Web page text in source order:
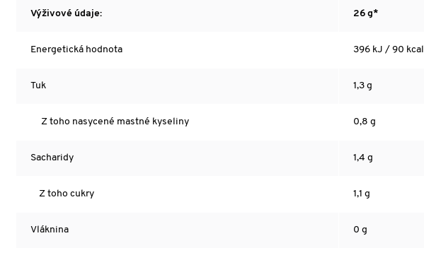
Výživové údaje: 26 g*
Energetická hodnota 396 kJ / 90 kcal
Tuk 1,3 g
Z toho nasycené mastné kyseliny 0,8 g
Sacharidy 1,4 g
Z toho cukry 1,1 g
Vláknina 0 g